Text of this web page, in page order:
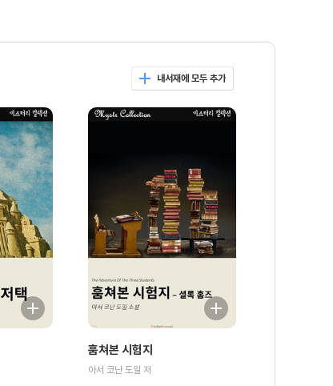
내서재에 모두 추가
훔쳐본 시험지
아서 코난 도일 저